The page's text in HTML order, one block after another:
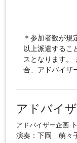
＊参加者数が規
以上派遣するこ
スとなります。
合、アドバイザ
アドバイ
アドバイザー企画
演奏：下岡 萌々